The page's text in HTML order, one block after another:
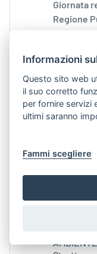
Giornata
Regione
AMBIENTE
Discarica
Contenuto
AMBIENTE
Informazioni
Questo sito web
il suo corretto
per fornire servizi
ultimi saranno
Fammi scegliere